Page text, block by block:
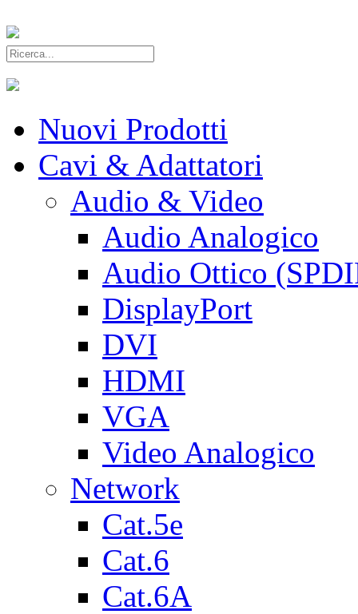
Nuovi Prodotti
Cavi & Adattatori
Audio & Video
Audio Analogico
Audio Ottico
DisplayPort
DVI
HDMI
VGA
Video Analogico
Network
Cat.5e
Cat.6
Cat.6A